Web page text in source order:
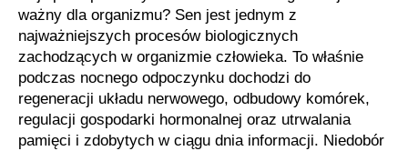
ważny dla organizmu? Sen jest jednym z
najważniejszych procesów biologicznych
zachodzących w organizmie człowieka. To właśnie
podczas nocnego odpoczynku dochodzi do
regeneracji układu nerwowego, odbudowy komórek,
regulacji gospodarki hormonalnej oraz utrwalania
pamięci i zdobytych w ciągu dnia informacji. Niedobór